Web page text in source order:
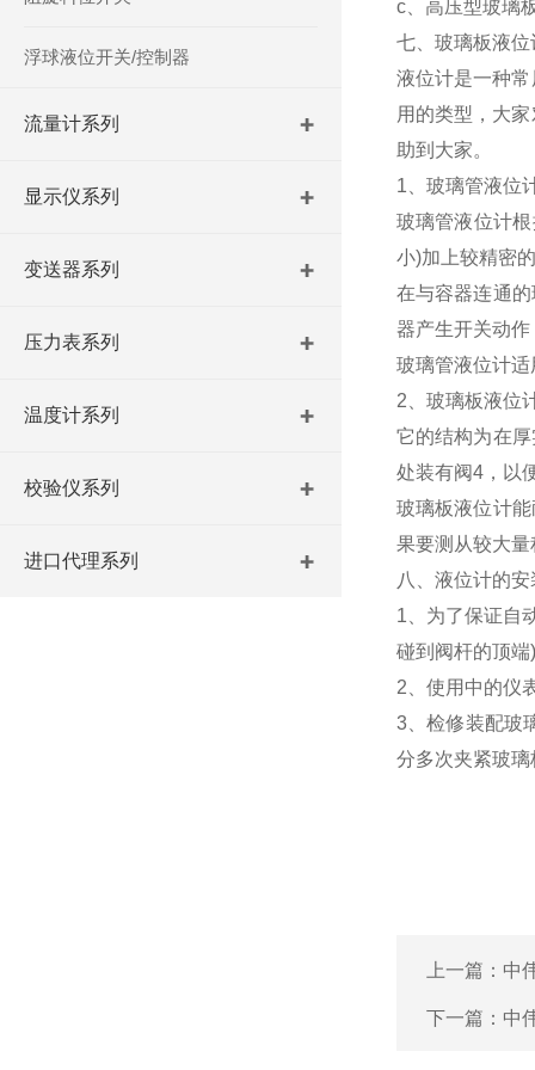
浮球液位开关/控制器
流量计系列
显示仪系列
变送器系列
压力表系列
温度计系列
校验仪系列
进口代理系列
c、高压型玻璃
七、玻璃板液
液位计是一种
用的类型，大
助到大家。
1、玻璃管液位
玻璃管液位计
小)加上较精密
在与容器连通
器产生开关动
玻璃管液位计
2、玻璃板液位
它的结构为在
处装有阀4，以
玻璃板液位计
果要测从较大
八、液位计的
1、为了保证自
碰到阀杆的顶端
2、使用中的仪
3、检修装配玻
分多次夹紧玻璃
上一篇： 中
下一篇： 中